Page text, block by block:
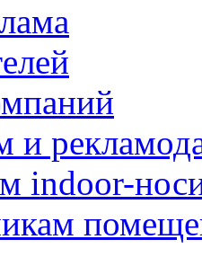
и
indoor-